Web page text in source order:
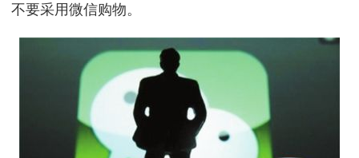
不要采用微信购物。